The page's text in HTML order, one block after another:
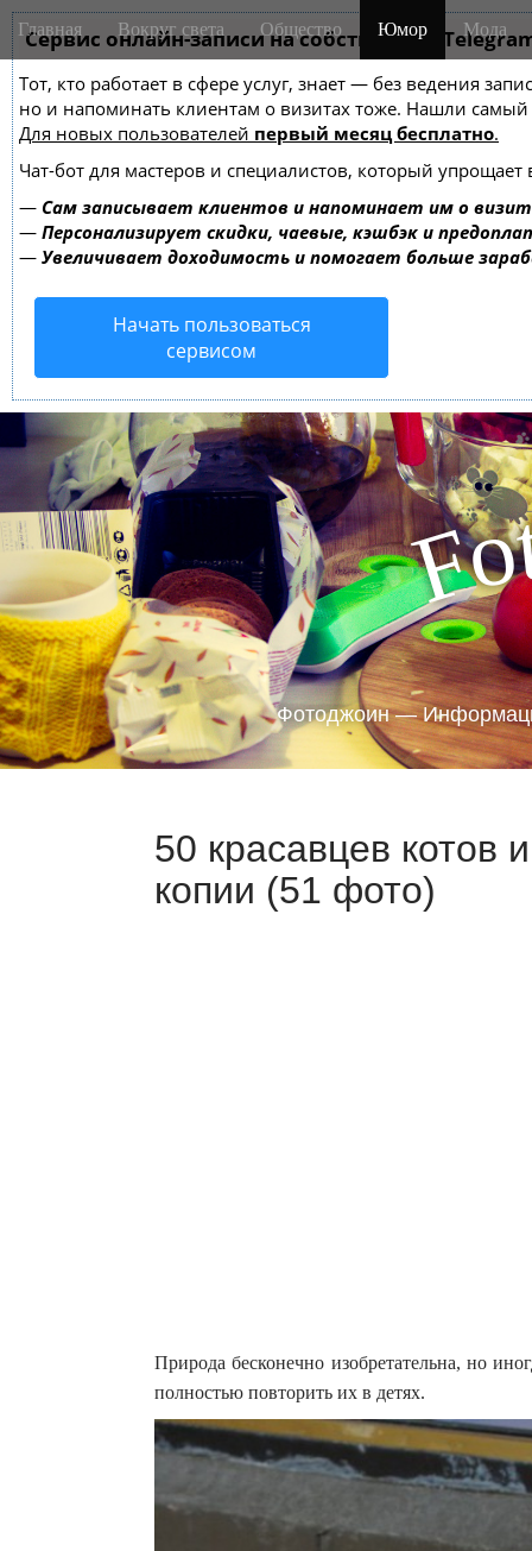
Сервис онлайн-записи на собственном
Тот, кто работает в сфере услуг, знает — без ведения
но и напоминать клиентам о визитах тоже. Нашли
Для новых пользователей первый месяц бесплатно.
Чат-бот для мастеров и специалистов, который упрощает
— Сам записывает клиентов и напоминает им о
— Персонализирует скидки, чаевые, кэшбэк и
— Увеличивает доходимость и помогает больше
Начать пользоваться
сервисом
M
a
n
m
e
n
u
i
Главная Вокруг света Общество Юмор Мода
Fo
Фотоджоин —
50 красавцев котов
копии (51 фото)
Природа бесконечно изобретательна, но
полностью повторить их в детях.